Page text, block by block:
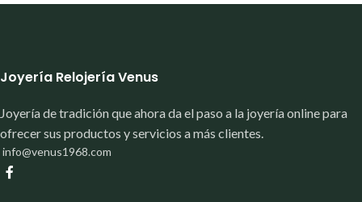
Joyería Relojería Venus
Joyería de tradición que ahora da el paso a la joyería online para
ofrecer sus productos y servicios a más clientes.
info@venus1968.com